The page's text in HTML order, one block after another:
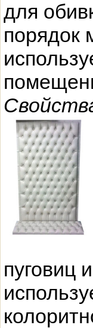
для
порядок
пуговиц